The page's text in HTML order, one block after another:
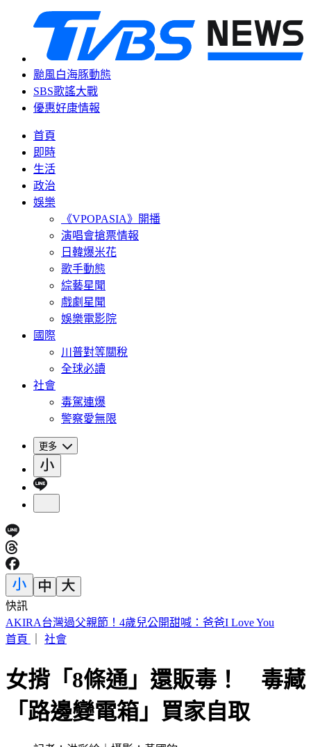
颱風白海豚動態
SBS歌謠大戰
優惠好康情報
首頁
即時
生活
政治
娛樂
《VPOPASIA》開播
演唱會搶票情報
日韓爆米花
歌手動態
綜藝星聞
戲劇星聞
娛樂電影院
國際
川普對等關稅
全球必讀
社會
毒駕連爆
警察愛無限
更多
快訊
白海豚「影響最劇」時間到！中北部防豪雨 恐一路濕到下週
末
女揹「8條通」還販毒！ 毒藏
「路邊變電箱」買家自取